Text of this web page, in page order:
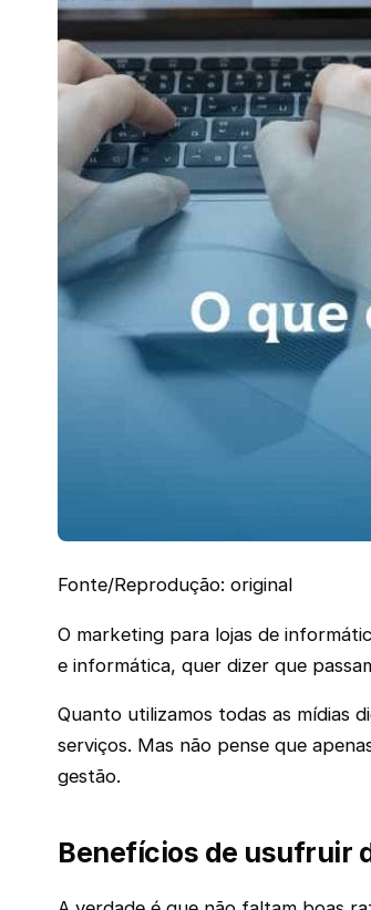
Fonte/Reprodução: original
O marketing para lojas de
e informática, quer dizer que
Quanto utilizamos todas as mídias
serviços. Mas não pense que
gestão.
Benefícios de usufruir